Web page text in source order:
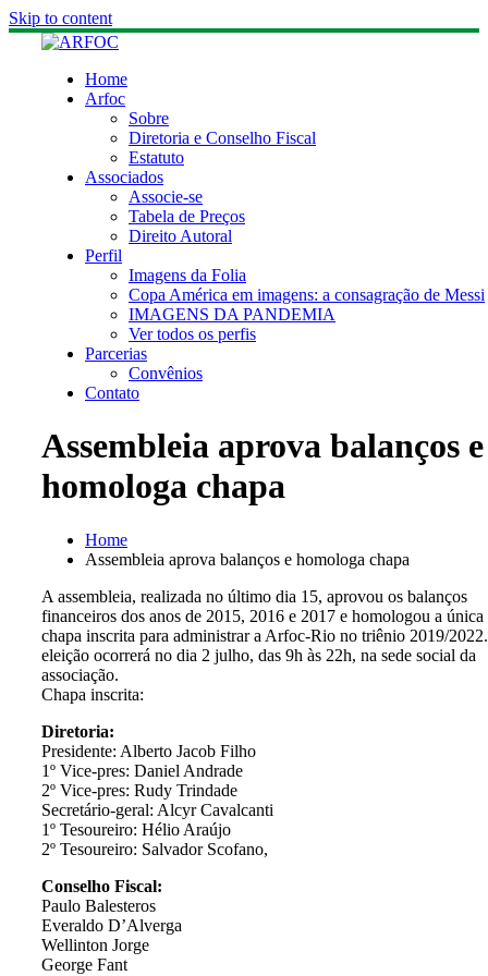
Skip to content
Home
Arfoc
Sobre
Diretoria e Conselho Fiscal
Estatuto
Associados
Associe-se
Tabela de Preços
Direito Autoral
Perfil
Imagens da Folia
Copa América em imagens: a consagração de Messi
IMAGENS DA PANDEMIA
Ver todos os perfis
Parcerias
Convênios
Contato
Assembleia aprova balanços e
homologa chapa
Home
Assembleia aprova balanços e homologa chapa
A assembleia, realizada no último dia 15, aprovou os balanços
financeiros dos anos de 2015, 2016 e 2017 e homologou a única
chapa inscrita para administrar a Arfoc-Rio no triênio 2019/
eleição ocorrerá no dia 2 julho, das 9h às 22h, na sede social da
associação.
Chapa inscrita:
Diretoria:
Presidente: Alberto Jacob Filho
1º Vice-pres: Daniel Andrade
2º Vice-pres: Rudy Trindade
Secretário-geral: Alcyr Cavalcanti
1º Tesoureiro: Hélio Araújo
2º Tesoureiro: Salvador Scofano,
Conselho Fiscal:
Paulo Balesteros
Everaldo D’Alverga
Wellinton Jorge
George Fant